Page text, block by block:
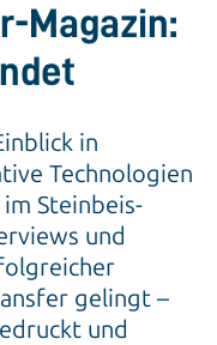
Magazin:
in
Technologien
Steinbeis-
und
gelingt –
und